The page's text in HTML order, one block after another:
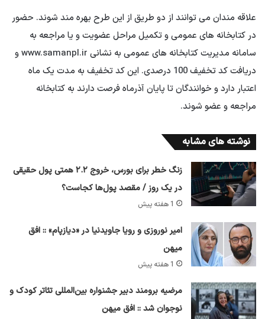
علاقه مندان می توانند از دو طریق از این طرح بهره مند شوند. حضور
در کتابخانه های عمومی و تکمیل مراحل عضویت و یا مراجعه به
سامانه مدیریت کتابخانه های عمومی به نشانی www.samanpl.ir و
دریافت کد تخفیف 100 درصدی. این کد تخفیف به مدت یک ماه
اعتبار دارد و خوانندگان تا پایان آذرماه فرصت دارند به کتابخانه
مراجعه و عضو شوند.
نوشته های مشابه
زنگ خطر برای بورس، خروج ۲.۲ همتی پول حقیقی
در یک روز / مقصد پول‌ها کجاست؟
1 هفته پیش
امیر نوروزی و رویا جاویدنیا در «دیازپام» :: افق
میهن
1 هفته پیش
مرضیه برومند دبیر جشنواره بین‌المللی تئاتر کودک و
نوجوان شد :: افق میهن